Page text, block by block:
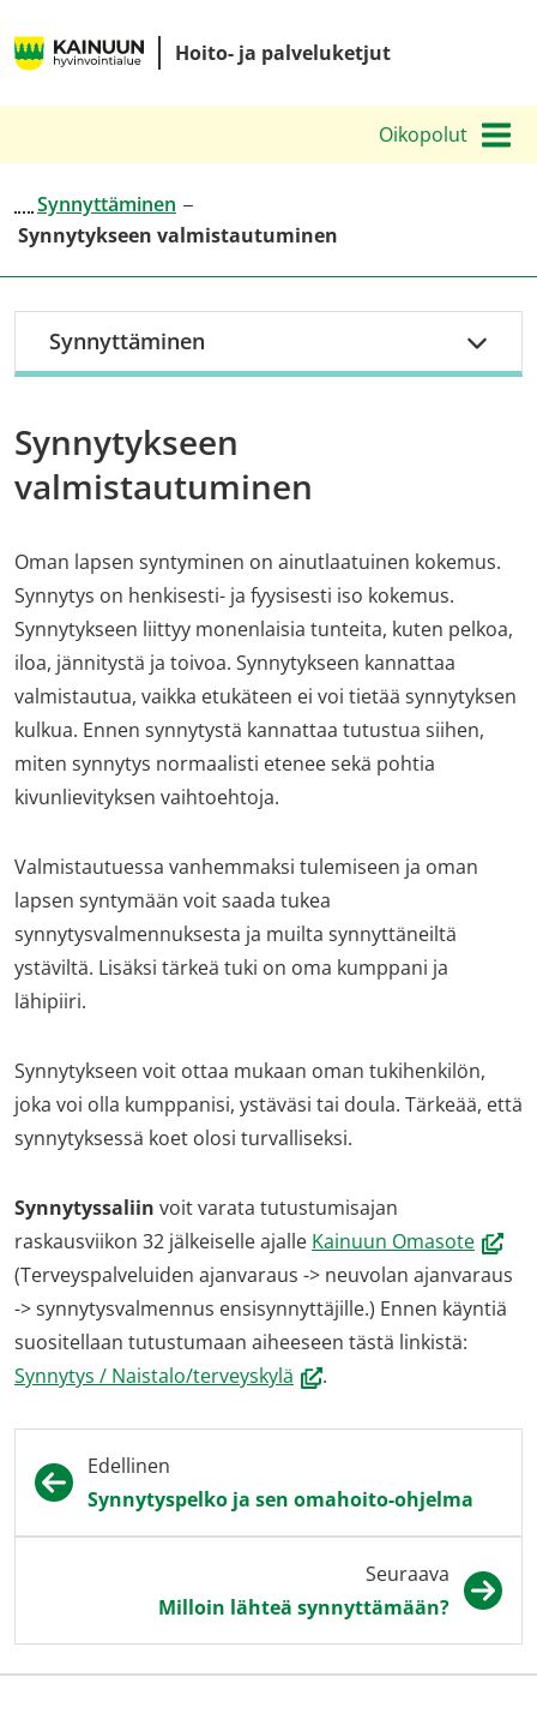
sisältöön
Oikopolut
Kainuun
Hoito- ja palveluketjut
Synnyttäminen
Synnytykseen valmistautuminen
Synnyttäminen
Synnytykseen
valmistautuminen
Oman lapsen syntyminen on ainutlaatuinen kokemus.
Synnytys on henkisesti- ja fyysisesti iso kokemus.
Synnytykseen liittyy monenlaisia tunteita, kuten pelkoa,
iloa, jännitystä ja toivoa. Synnytykseen kannattaa
valmistautua, vaikka etukäteen ei voi tietää synnytyksen
kulkua. Ennen synnytystä kannattaa tutustua siihen,
miten synnytys normaalisti etenee sekä pohtia
kivunlievityksen vaihtoehtoja.
Valmistautuessa vanhemmaksi tulemiseen ja oman
lapsen syntymään voit saada tukea
synnytysvalmennuksesta ja muilta synnyttäneiltä
ystäviltä. Lisäksi tärkeä tuki on oma kumppani ja
lähipiiri.
Synnytykseen voit ottaa mukaan oman tukihenkilön,
joka voi olla kumppanisi, ystäväsi tai doula. Tärkeää, että
synnytyksessä koet olosi turvalliseksi.
Synnytyssaliin voit varata tutustumisajan
raskausviikon 32 jälkeiselle ajalle Kainuun Omasote
uuteen
(Terveyspalveluiden ajanvaraus -> neuvolan ajanvaraus
-> synnytysvalmennus ensisynnyttäjille.) Ennen käyntiä
suositellaan tutustumaan aiheeseen tästä linkistä:
Synnytys / Naistalo/terveyskylä (avautuu
toiseen
palveluun)
.
Edellinen
Synnytyspelko ja sen omahoito-ohjelma
Seuraava
Milloin lähteä synnyttämään?